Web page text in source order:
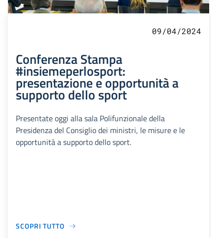
09/04/2024
Conferenza Stampa
#insiemeperlosport:
presentazione e opportunità a
supporto dello sport
Presentate oggi alla sala Polifunzionale della
Presidenza del Consiglio dei ministri, le misure e le
opportunità a supporto dello sport.
SCOPRI TUTTO